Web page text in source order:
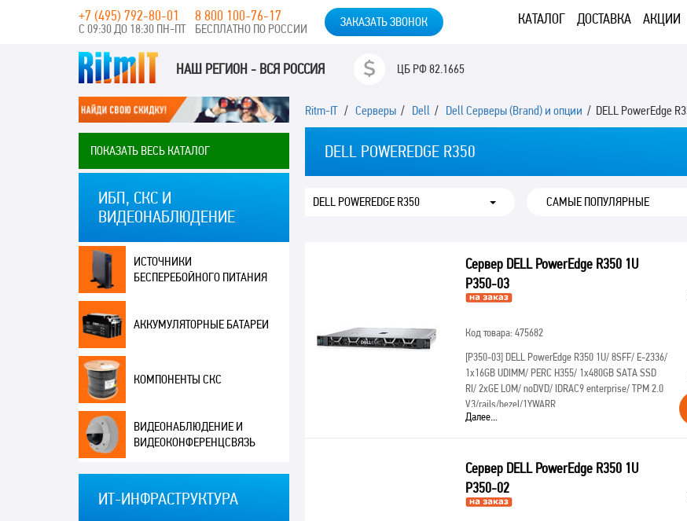
КАТАЛОГ ДОСТАВКА АКЦИИ
+7 (495) 792-80-01
С 09:30 ДО 18:30 ПН-ПТ
8 800 100-76-17
БЕСПЛАТНО ПО РОССИИ ЗАКАЗАТЬ ЗВОНОК
НАШ РЕГИОН - ВСЯ РОССИЯ ЦБ РФ82.1665
ПОКАЗАТЬ ВЕСЬ КАТАЛОГ
ИБП, СКС И
ВИДЕОНАБЛЮДЕНИЕ
ИСТОЧНИКИ
БЕСПЕРЕБОЙНОГО ПИТАНИЯ
АККУМУЛЯТОРНЫЕ БАТАРЕИ
КОМПОНЕНТЫ СКС
ВИДЕОНАБЛЮДЕНИЕ И
ВИДЕОКОНФЕРЕНЦСВЯЗЬ
ИТ-ИНФРАСТРУКТУРА
Ritm-IT/ Серверы / Dell / Dell Серверы (Brand) и опции / DELL PowerEdge
DELL POWEREDGE R350
DELL POWEREDGE R350
Сервер DELL PowerEdge R350 1U
P350-03
Код товара: 475682
[P350-03] DELL PowerEdge R350 1U/ 8SFF/ E-2336/
1x16GB UDIMM/ PERC H355/ 1x480GB SATA SSD
RI/ 2xGE LOM/ noDVD/ IDRAC9 enterprise/ TPM 2.0
V3/rails/bezel/1YWARR
Далее...
Сервер DELL PowerEdge R350 1U
P350-02